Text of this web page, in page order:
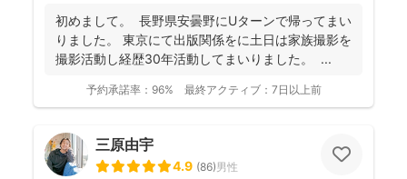
初めまして。 長野県安曇野にUターンで帰ってまい
りました。 東京にて出版関係をに土日は家族撮影を
撮影活動し経歴30年活動してまいりました。 ...
予約承諾率： 96% 最終アクティブ： 7日以上前
三原由宇
4.9 (86)男性